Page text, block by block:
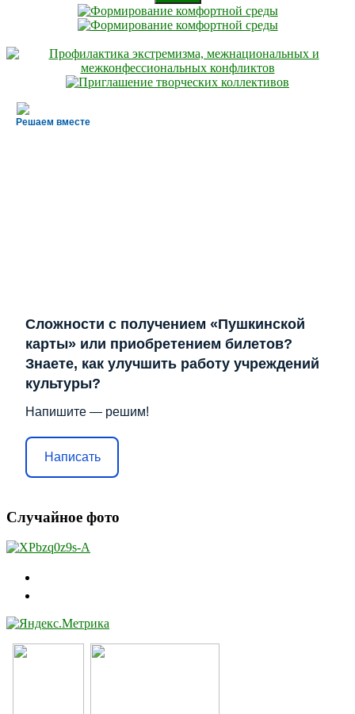
Решаем вместе
Сложности с получением «Пушкинской
карты» или приобретением билетов?
Знаете, как улучшить работу учреждений
культуры?
Напишите — решим!
Написать
Случайное фото